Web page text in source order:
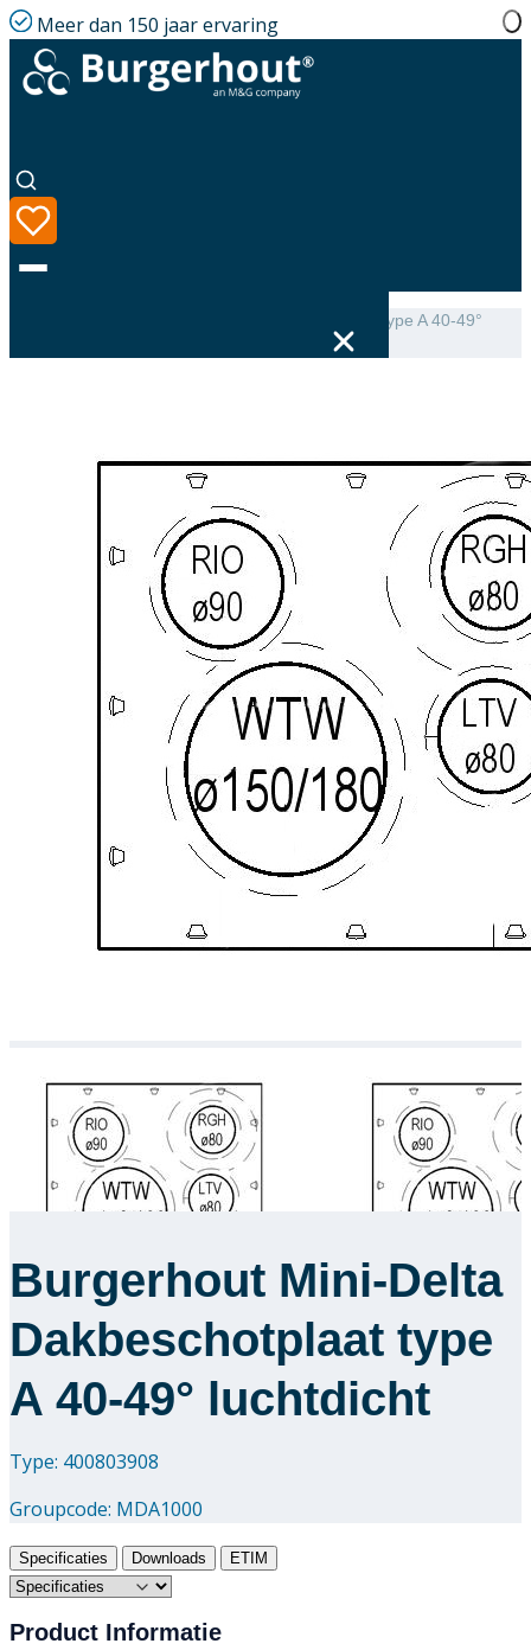
Meer dan 150 jaar ervaring
Downloads
Over ons
Mini-Delta Dakbeschotplaat type A 40-49°
Burgerhout Mini-Delta
Dakbeschotplaat type
A 40-49° luchtdicht
Type: 400803908
Groupcode: MDA1000
Specificaties Downloads ETIM
Product Informatie